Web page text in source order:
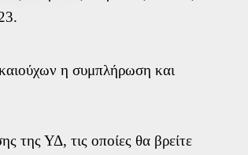
η συμπλήρωση και
της ΥΔ, τις οποίες θα βρείτε